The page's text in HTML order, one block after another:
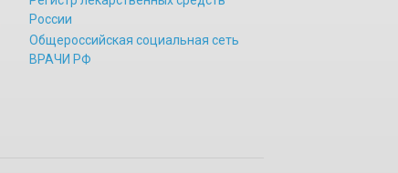
России
Общероссийская социальная сеть
ВРАЧИ РФ